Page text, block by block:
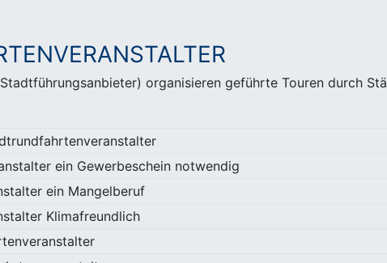
organisieren geführte Touren durch
ein Gewerbeschein notwendig
ein Mangelberuf
Klimafreundlich